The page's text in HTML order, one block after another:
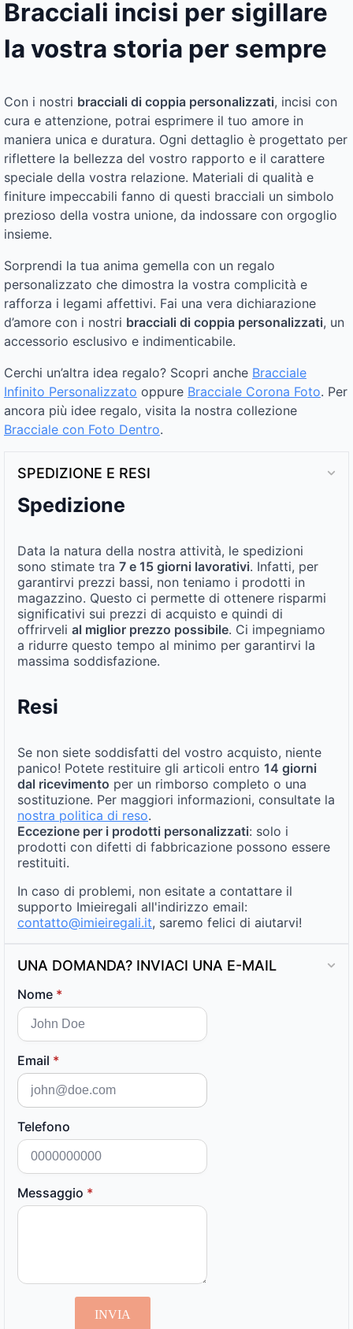
Bracciali incisi per sigillare
la vostra storia per sempre
Con i nostri bracciali di coppia personalizzati, incisi con
cura e attenzione, potrai esprimere il tuo amore in
maniera unica e duratura. Ogni dettaglio è progettato per
riflettere la bellezza del vostro rapporto e il carattere
speciale della vostra relazione. Materiali di qualità e
finiture impeccabili fanno di questi bracciali un simbolo
prezioso della vostra unione, da indossare con orgoglio
insieme.
Sorprendi la tua anima gemella con un regalo
personalizzato che dimostra la vostra complicità e
rafforza i legami affettivi. Fai una vera dichiarazione
d’amore con i nostri bracciali di coppia personalizzati, un
accessorio esclusivo e indimenticabile.
Cerchi un’altra idea regalo? Scopri anche Bracciale
Infinito Personalizzato oppure Bracciale Corona Foto. Per
ancora più idee regalo, visita la nostra collezione
Bracciale con Foto Dentro​.
SPEDIZIONE E RESI
Spedizione
Data la natura della nostra attività, le spedizioni
sono stimate tra 7 e 15 giorni lavorativi. Infatti, per
garantirvi prezzi bassi, non teniamo i prodotti in
magazzino. Questo ci permette di ottenere risparmi
significativi sui prezzi di acquisto e quindi di
offrirveli al miglior prezzo possibile. Ci impegniamo
a ridurre questo tempo al minimo per garantirvi la
massima soddisfazione.
Resi
Se non siete soddisfatti del vostro acquisto, niente
panico! Potete restituire gli articoli entro 14 giorni
dal ricevimento per un rimborso completo o una
sostituzione. Per maggiori informazioni, consultate la
nostra politica di reso.
Eccezione per i prodotti personalizzati: solo i
prodotti con difetti di fabbricazione possono essere
restituiti.
In caso di problemi, non esitate a contattare il
supporto Imieiregali all'indirizzo email:
contatto@imieiregali.it, saremo felici di aiutarvi!
UNA DOMANDA? INVIACI UNA E-MAIL
Nome *
Email *
Telefono
Messaggio *
INVIA